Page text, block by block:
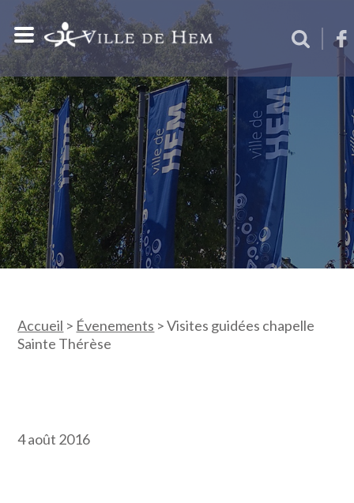
Accueil > Évenements >Visites guidées chapelle
Sainte Thérèse
4 août 2016